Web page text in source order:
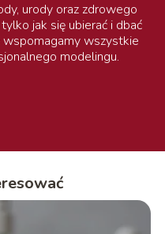
urody oraz zdrowego
jak się ubierać i dbać
wszystkie
modelingu.